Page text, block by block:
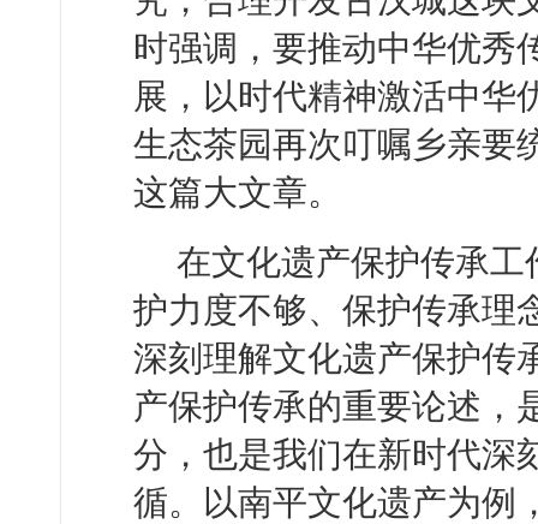
时强调，要推动中华优秀
展，以时代精神激活中华
生态茶园再次叮嘱乡亲要
这篇大文章。
在文化遗产保护传承
护力度不够、保护传承理
深刻理解文化遗产保护传
产保护传承的重要论述，
分，也是我们在新时代深
循。以南平文化遗产为例